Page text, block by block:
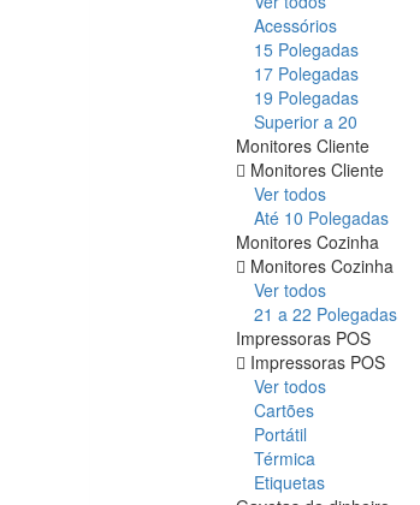
Acessórios
15 Polegadas
17 Polegadas
19 Polegadas
Superior a 20
Monitores Cliente
Monitores Cliente
Ver todos
Até 10 Polegadas
Monitores Cozinha
Monitores Cozinha
Ver todos
21 a 22 Polegadas
Impressoras POS
Impressoras POS
Ver todos
Cartões
Portátil
Térmica
Etiquetas